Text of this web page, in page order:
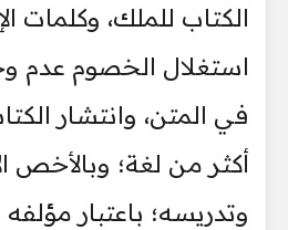
الكتاب للملك، وكلمات
استغلال الخصوم عدم
في المتن، وانتشار
أكثر من لغة؛ وبالأخص
وتدريسه؛ باعتبار